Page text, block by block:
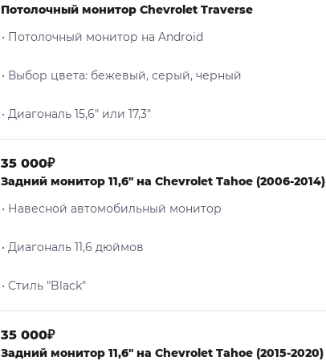
Потолочный монитор Chevrolet Traverse
• Потолочный монитор на Android
• Выбор цвета: бежевый, серый, черный
• Диагональ 15,6" или 17,3"
35 000₽
Задний монитор 11,6" на Chevrolet Tahoe (2006-2014)
• Навесной автомобильный монитор
• Диагональ 11,6 дюймов
• Стиль "Black"
35 000₽
Задний монитор 11,6" на Chevrolet Tahoe (2015-2020)